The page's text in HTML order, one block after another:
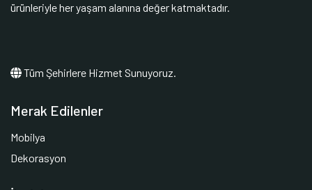
ürünleriyle her yaşam alanına değer katmaktadır.
Tüm Şehirlere Hizmet Sunuyoruz.
Merak Edilenler
Mobilya
Dekorasyon